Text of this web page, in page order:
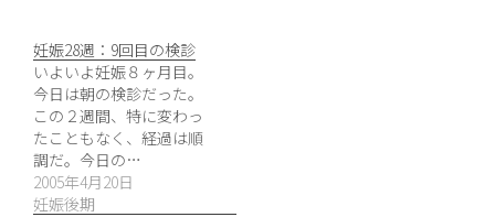
妊娠28週：9回目の検診
いよいよ妊娠８ヶ月目。
今日は朝の検診だった。
この２週間、特に変わっ
たこともなく、経過は順
調だ。今日の…
2005年4月20日
妊娠後期